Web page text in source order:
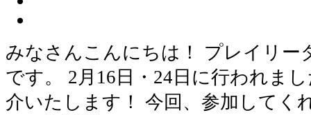
みなさんこんにちは！ プレイリー
です。 2月16日・24日に行われま
介いたします！ 今回、参加してく